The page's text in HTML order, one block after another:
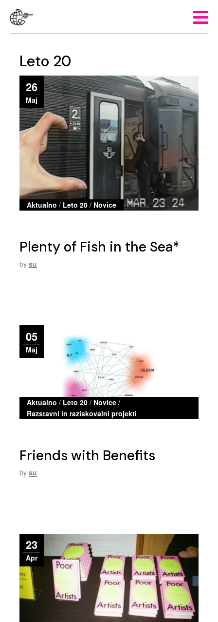
Leto 20
26
Maj
Aktualno / Leto 20 / Novice
Plenty of Fish in the Sea*
by su
05
Maj
Aktualno / Leto 20 / Novice /
Razstavni in raziskovalni projekti
Friends with Benefits
by su
23
Apr